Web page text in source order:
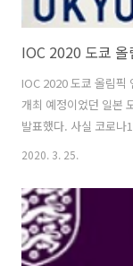
IOC 2020 도쿄 올
IOC 2020 도쿄 올림픽
개최 예정이었던 일본
발표했다. 사실 코로나
IOC의 공식적인 발표
IOC위원의 발언으로
따뜻해지면서 진정될
보이지 않을 것이다라
가 되었다고 한다. 딕
2020. 3. 25.